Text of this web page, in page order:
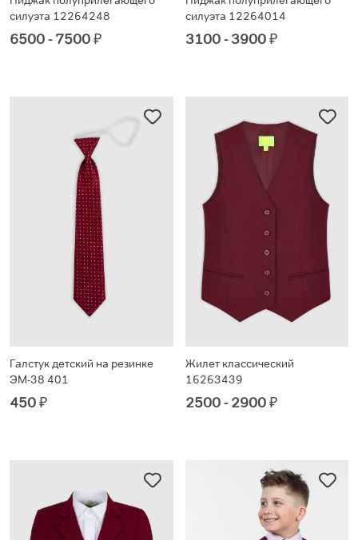
силуэта 12264248
6500 - 7500₽
силуэта 12264014
3100 - 3900₽
Галстук детский на резинке
ЭМ-38 401
450₽
Жилет классический
16263439
2500 - 2900₽